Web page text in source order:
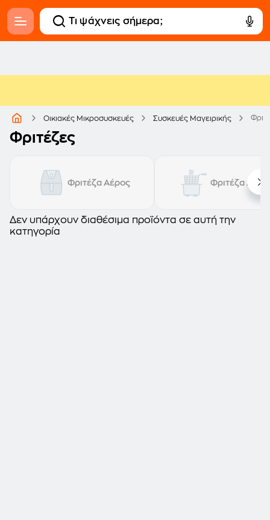
Οικιακές Μικροσυσκευές Συσκευές Μαγειρικής
Φριτέζες
Φριτέζα Αέρος Φριτέζα
Δεν υπάρχουν διαθέσιμα προϊόντα σε αυτή την
κατηγορία